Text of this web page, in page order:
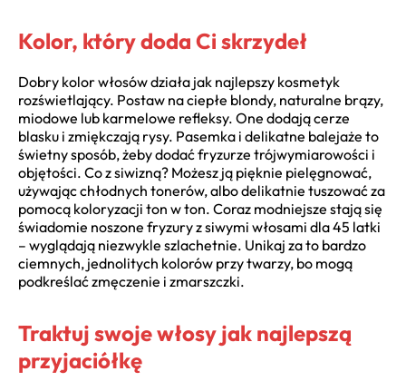
Kolor, który doda Ci skrzydeł
Dobry kolor włosów działa jak najlepszy kosmetyk
rozświetlający. Postaw na ciepłe blondy, naturalne brązy,
miodowe lub karmelowe refleksy. One dodają cerze
blasku i zmiękczają rysy. Pasemka i delikatne balejaże to
świetny sposób, żeby dodać fryzurze trójwymiarowości i
objętości. Co z siwizną? Możesz ją pięknie pielęgnować,
używając chłodnych tonerów, albo delikatnie tuszować za
pomocą koloryzacji ton w ton. Coraz modniejsze stają się
świadomie noszone fryzury z siwymi włosami dla 45 latki
– wyglądają niezwykle szlachetnie. Unikaj za to bardzo
ciemnych, jednolitych kolorów przy twarzy, bo mogą
podkreślać zmęczenie i zmarszczki.
Traktuj swoje włosy jak najlepszą
przyjaciółkę